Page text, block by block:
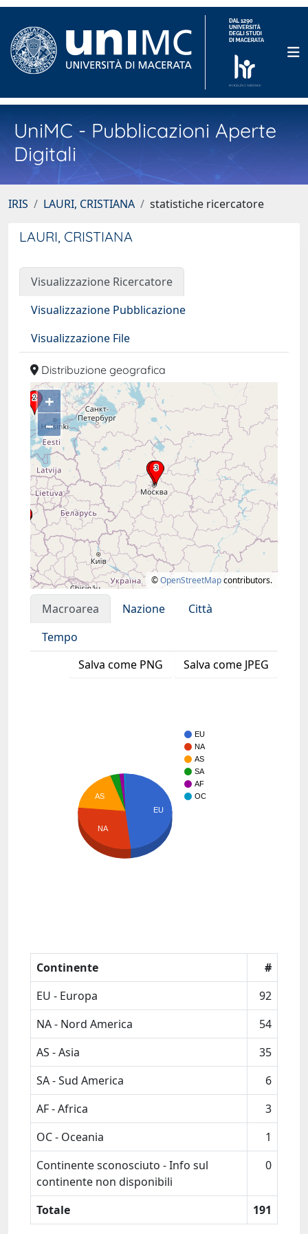
UniMC - Pubblicazioni Aperte
Digitali
IRIS LAURI, CRISTIANA statistiche ricercatore
LAURI, CRISTIANA
Visualizzazione Ricercatore
Visualizzazione Pubblicazione
Visualizzazione File
Distribuzione geografica
+
–
©OpenStreetMapcontributors.
Macroarea Nazione
Città
Tempo
Salva come PNG
Salva come JPEG
EU
NA
AS
SA
AF
OC
EU
AS
NA
Continente
#
EU - Europa
92
NA - Nord America
54
AS - Asia
35
SA - Sud America
6
AF - Africa
3
OC - Oceania
1
Continente sconosciuto - Info sul
continente non disponibili
0
Totale 191